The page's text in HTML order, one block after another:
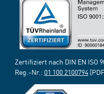
Zertifiziert nach DIN EN ISO
Reg.-Nr.: 01 100 2100794